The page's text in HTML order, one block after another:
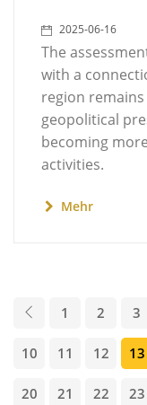
2025-06-16
The
with a
region
geopolitical
becoming
activities.
Mehr
1 2 3
10 11 12 13
20 21 22 23